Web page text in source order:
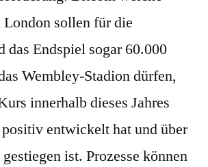
sollen für die
das Endspiel sogar 60.000
Wembley-Stadion dürfen,
innerhalb dieses Jahres
entwickelt hat und über
ist. Prozesse können